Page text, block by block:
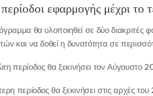
εφαρμογής μέχρι το
θα υλοποιηθεί σε δύο διακριτές
και να δοθεί η δυνατότητα σε
περίοδος θα ξεκινήσει τον Αύγουστο
περίοδος θα ξεκινήσει στις αρχές